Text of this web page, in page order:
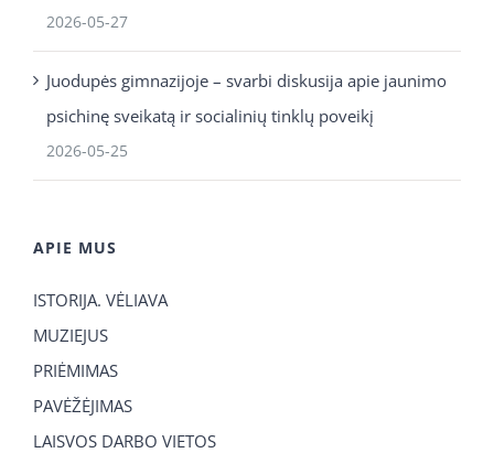
2026-05-27
Juodupės gimnazijoje – svarbi diskusija apie jaunimo
psichinę sveikatą ir socialinių tinklų poveikį
2026-05-25
APIE MUS
ISTORIJA. VĖLIAVA
MUZIEJUS
PRIĖMIMAS
PAVĖŽĖJIMAS
LAISVOS DARBO VIETOS